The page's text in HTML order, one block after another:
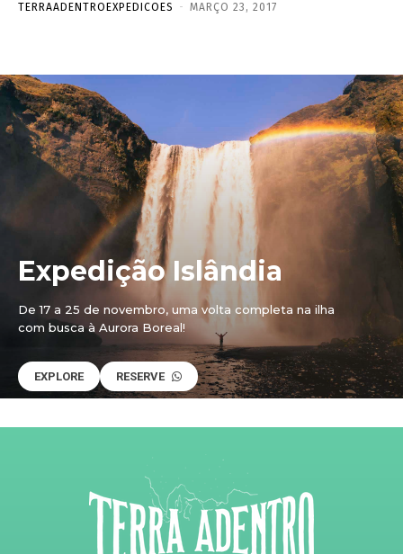
TERRAADENTROEXPEDICOES - MARÇO 23, 2017
Expedição Islândia
De 17 a 25 de novembro, uma volta completa na ilha
com busca à Aurora Boreal!
EXPLORE RESERVE